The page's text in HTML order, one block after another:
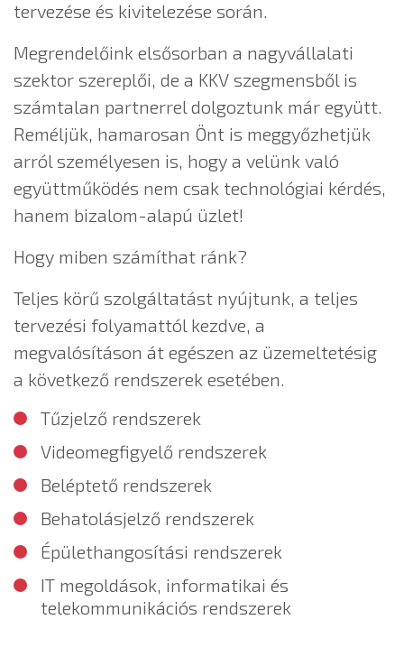
tervezése és kivitelezése során.
Megrendelőink elsősorban a nagyvállalati
szektor szereplői, de a KKV szegmensből is
számtalan partnerrel dolgoztunk már együtt.
Reméljük, hamarosan Önt is meggyőzhetjük
arról személyesen is, hogy a velünk való
együttműködés nem csak technológiai kérdés,
hanem bizalom-alapú üzlet!
Hogy miben számíthat ránk?
Teljes körű szolgáltatást nyújtunk, a teljes
tervezési folyamattól kezdve, a
megvalósításon át egészen az üzemeltetésig
a következő rendszerek esetében.
Tűzjelző rendszerek
Videomegfigyelő rendszerek
Beléptető rendszerek
Behatolásjelző rendszerek
Épülethangosítási rendszerek
IT megoldások, informatikai és
telekommunikációs rendszerek